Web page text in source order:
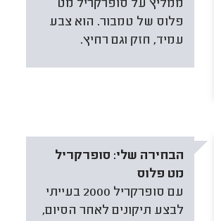
ממליץ על סופרקריל מט
פלוס של טמבור. הוא צבע
עמיד, חזק וגם רחיץ.
הבחירה שלי: סופרקריל
מט פלוס
עם סופרקריל 2000 בעייתי
לבצע תיקונים לאחר הסיום,